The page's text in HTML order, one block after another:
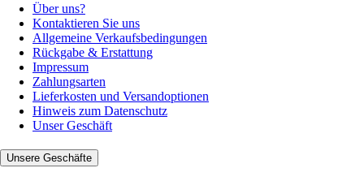
Über uns?
Kontaktieren Sie uns
Allgemeine Verkaufsbedingungen
Rückgabe & Erstattung
Impressum
Zahlungsarten
Lieferkosten und Versandoptionen
Hinweis zum Datenschutz
Unser Geschäft
Unsere Geschäfte